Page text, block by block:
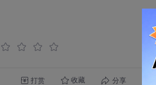
打赏 收藏 分享